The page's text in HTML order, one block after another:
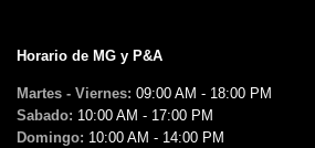
Horario de MG y P&A
Martes - Viernes: 09:00 AM - 18:00 PM
Sabado: 10:00 AM - 17:00 PM
Domingo: 10:00 AM - 14:00 PM